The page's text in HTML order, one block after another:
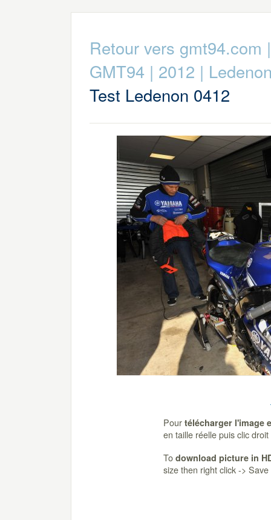
Retour vers gmt94.com
GMT94 | 2012 |
Test Ledenon 0412
Pour télécharger l'image
en taille réelle puis clic
To download picture in
size then right click ->